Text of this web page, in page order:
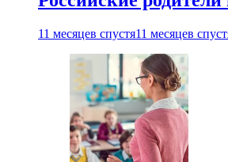
11 месяцев спустя11 месяцев